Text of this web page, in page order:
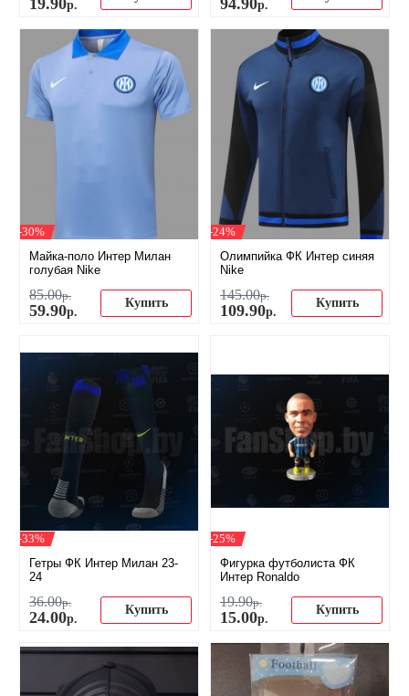
19.90р. 94.90р.
-30%
Майка-поло Интер Милан
голубая Nike
85.00р.
59.90р.
Купить
-24%
Олимпийка ФК Интер синяя
Nike
145.00р.
109.90р.
Купить
-33%
Гетры ФК Интер Милан 23-
24
36.00р.
24.00р.
Купить
-25%
Фигурка футболиста ФК
Интер Ronaldo
19.90р.
15.00р.
Купить